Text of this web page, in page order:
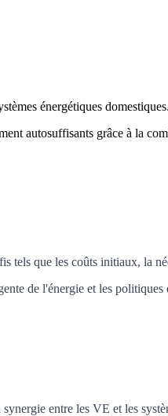
énergétiques domestiques.
autosuffisants grâce à la
que les coûts initiaux, la
de l'énergie et les
entre les VE et les